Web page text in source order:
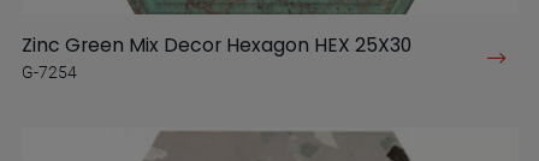
Zinc Green Mix Decor Hexagon HEX 25X30
G-7254